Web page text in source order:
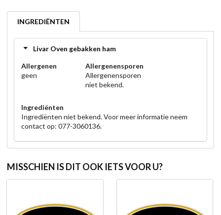
INGREDIËNTEN
Livar Oven gebakken ham
Allergenen
geen
Allergenensporen
Allergenensporen
niet bekend.
Ingrediënten
Ingrediënten niet bekend. Voor meer informatie neem
contact op: 077-3060136.
MISSCHIEN IS DIT OOK IETS VOOR U?